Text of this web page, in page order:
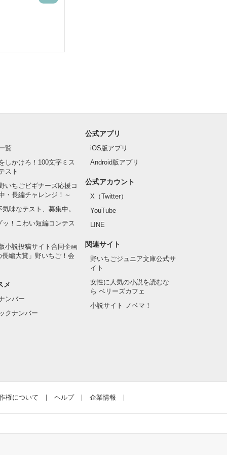
覧
しかけろ！100文字ミス
スト
いちごビギナーズ応援コ
・長編チャレンジ！～
味なテスト、募集中。
ッ！こわい短編コンテス
小説投稿サイト合同企画
長編大賞」野いちご！会
メ
ンバー
クナンバー
公式アプリ
iOS版アプリ
Android版アプリ
公式アカウント
X（Twitter）
YouTube
LINE
関連サイト
野いちごジュニア文庫公式サ
イト
女性に人気の小説を読むな
ら ベリーズカフェ
小説サイト ノベマ！
権について ヘルプ 企業情報